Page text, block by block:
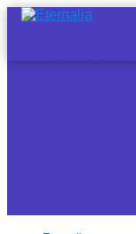
Alimentación